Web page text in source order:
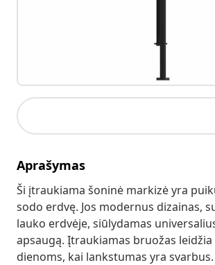
Aprašymas
Ši įtraukiama šoninė markizė yra
sodo erdvę. Jos modernus dizainas,
lauko erdvėje, siūlydamas
apsaugą. Įtraukiamas bruožas
dienoms, kai lankstumas yra svarbus.